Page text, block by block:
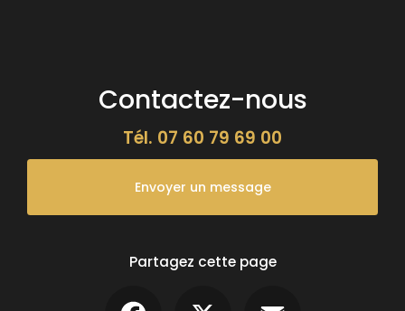
Contactez-nous
Tél. 07 60 79 69 00
Envoyer un message
Partagez cette page